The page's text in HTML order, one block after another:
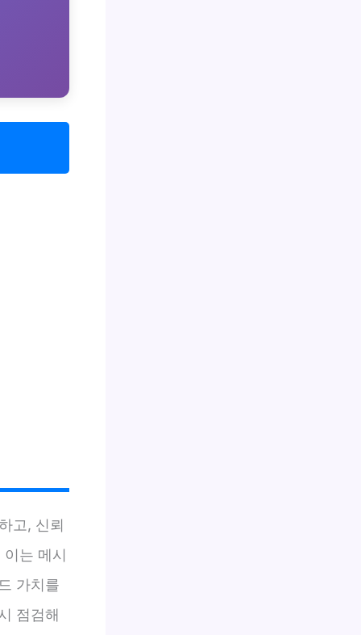
고, 신뢰
는 메시
가치를
점검해